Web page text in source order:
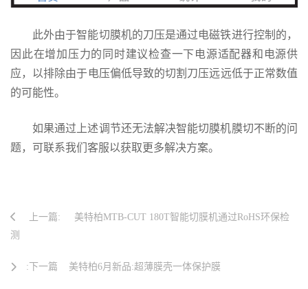
此外由于智能切膜机的刀压是通过电磁铁进行控制的，
因此在增加压力的同时建议检查一下电源适配器和电源供
应，以排除由于电压偏低导致的切割刀压远远低于正常数值
的可能性。
如果通过上述调节还无法解决智能切膜机膜切不断的问
题，可联系我们客服以获取更多解决方案。
上一篇:
美特柏MTB-CUT 180T智能切膜机通过RoHS环保检
测
美特柏6月新品:超薄膜壳一体保护膜
:下一篇